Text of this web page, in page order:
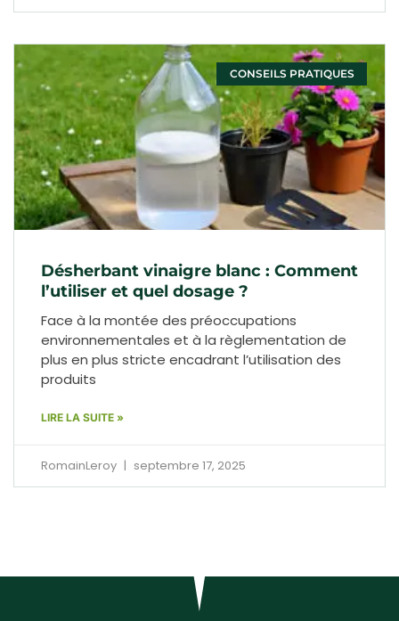
CONSEILS PRATIQUES
Désherbant vinaigre blanc : Comment
l’utiliser et quel dosage ?
Face à la montée des préoccupations
environnementales et à la règlementation de
plus en plus stricte encadrant l’utilisation des
produits
LIRE LA SUITE »
RomainLeroy septembre 17, 2025